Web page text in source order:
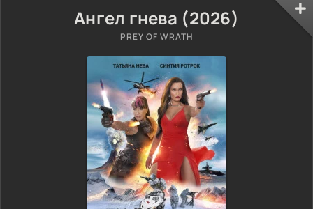
Ангел гнева (2026)
PREY OF WRATH